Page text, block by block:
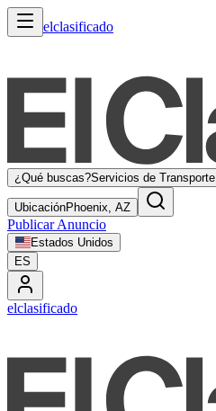
elclasificado
¿Qué buscas?Servicios de Transporte
UbicaciónPhoenix, AZ
Publicar Anuncio
Estados Unidos
ES
elclasificado